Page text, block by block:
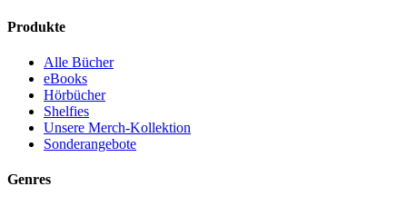
Produkte
Alle Bücher
eBooks
Hörbücher
Shelfies
Unsere Merch-Kollektion
Sonderangebote
Genres